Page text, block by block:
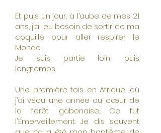
Et puis un jour, à l’aube de mes 21
ans, j’ai eu besoin de sortir de ma
coquille pour aller respirer le
Monde.
Je suis partie loin, puis
longtemps.
Une première fois en Afrique, où
j’ai vécu une année au cœur de
la forêt gabonaise. Ce fut
l'Émerveillement. Je dis souvent